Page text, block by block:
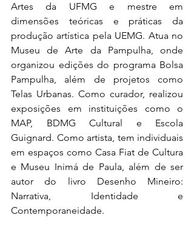
Artes da UFMG e mestre em
dimensões teóricas e práticas da
produção artística pela UEMG. Atua no
Museu de Arte da Pampulha, onde
organizou edições do programa Bolsa
Pampulha, além de projetos como
Telas Urbanas. Como curador, realizou
exposições em instituições como o
MAP, BDMG Cultural e Escola
Guignard. Como artista, tem individuais
em espaços como Casa Fiat de Cultura
e Museu Inimá de Paula, além de ser
autor do livro Desenho Mineiro:
Narrativa, Identidade e
Contemporaneidade.